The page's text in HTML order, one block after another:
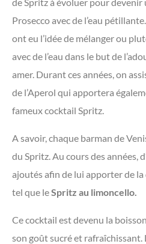
Prosecco avec de l’eau
ont eu l’idée de mélanger ou
avec de l’eau dans le but de
amer. Durant ces années, on
de l’Aperol qui apportera
fameux cocktail Spritz.
A savoir, chaque barman de
du Spritz. Au cours des années,
ajoutés afin de lui apporter de
tel que leSpritz au limoncello.
Ce cocktail est devenu la
son goût sucré et rafraîchissant.